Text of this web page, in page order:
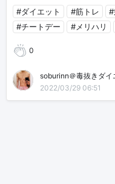
#ダイエット #筋トレ #
#チートデー
#メリハリ
0
soburinn＠毒抜きダイ
2022/03/29 06:51